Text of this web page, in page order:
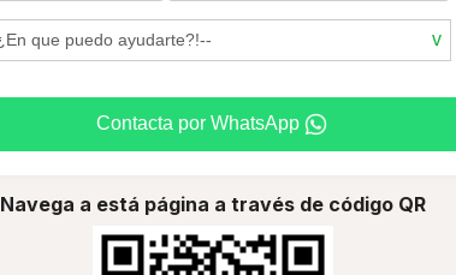
Contacta por WhatsApp
Navega a está página a través de código QR